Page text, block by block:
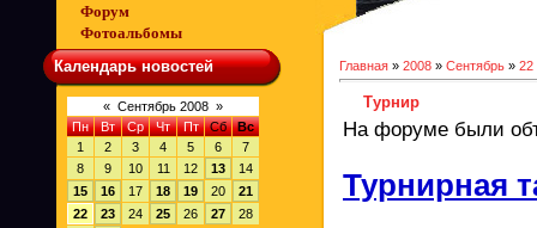
Форум
Фотоальбомы
Календарь новостей
« Сентябрь 2008 »
Пн
Вт Ср Чт Пт Сб
Вс
1
2 3 4 5 6
7
8
9 10 11 12 13
14
15
16 17 18 19 20
21
22
23 24 25 26 27
28
Главная » 2008 » Сентябрь » 22
Турнир
На форуме были
Турнирная